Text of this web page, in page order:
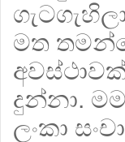
මත
දුන්නා.
ලංකා